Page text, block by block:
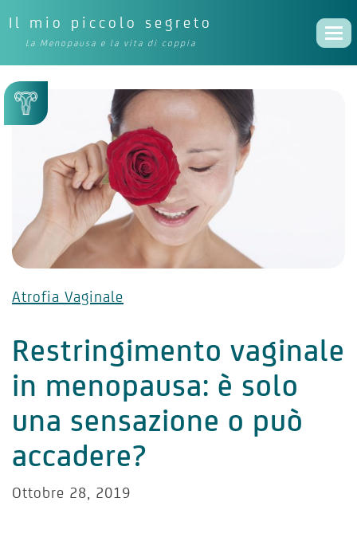
Il mio piccolo segreto
La Menopausa e la vita di coppia
Atrofia Vaginale
Restringimento vaginale
in menopausa: è solo
una sensazione o può
accadere?
Ottobre 28, 2019